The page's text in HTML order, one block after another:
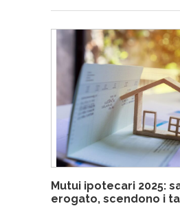
Mutui ipotecari 2025:
erogato, scendono i